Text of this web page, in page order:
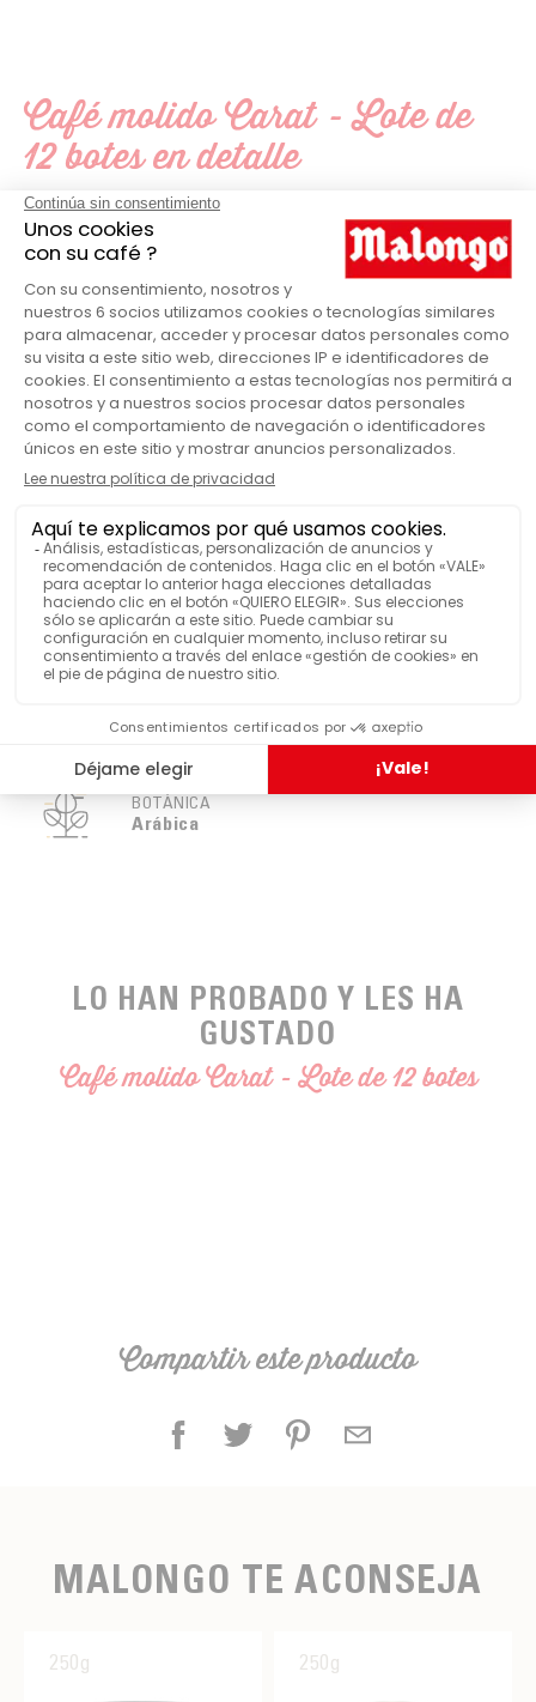
Café molido Carat - Lote de
12 botes en detalle
MARCA Malongo
GAMA MALONGO Clásico
CANTIDAD DE CAFÉ 250
VENDIDO EN
NOTAS AROMÁTICAS Frutos secos
PAÍS DE ORIGEN Mixto
VER MÁS FUNCIONES
Envasado al vacío
BOTÁNICA
Arábica
LO HAN PROBADO Y LES HA
GUSTADO
Café molido Carat - Lote de 12 botes
Compartir este producto
MALONGO TE ACONSEJA
250g 250g